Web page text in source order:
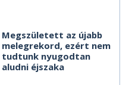
Megszületett az újabb
melegrekord, ezért nem
tudtunk nyugodtan
aludni éjszaka